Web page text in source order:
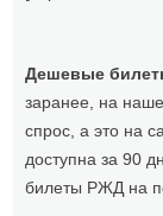
Дешевые
заранее, на
спрос, а это на
доступна за 90
билеты РЖД на